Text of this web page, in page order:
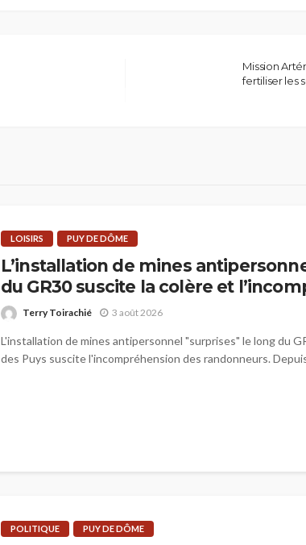
Mission
fertiliser les
LOISIRS PUY DE DÔME
L’installation de mines
du GR30 suscite la colère et
Terry Toirachié 3 août 2026
L'installation de mines antipersonnel "surprises" le long du
des Puys suscite l'incompréhension des randonneurs.
POLITIQUE PUY DE DÔME